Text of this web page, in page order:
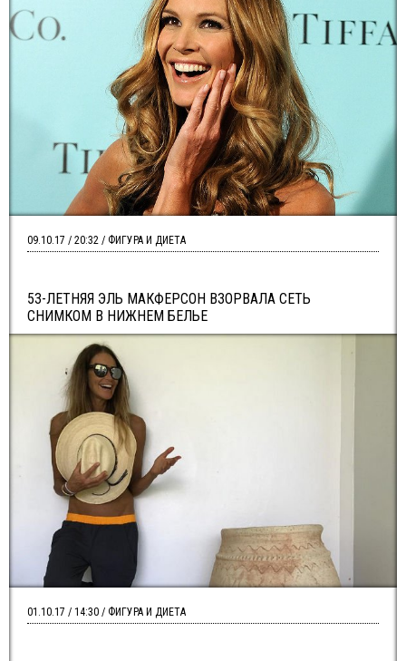
53-ЛЕТНЯЯ ЭЛЬ МАКФЕРСОН ВЗОРВАЛА СЕТЬ
СНИМКОМ В НИЖНЕМ БЕЛЬЕ
09.10.17 / 20:32 / ФИГУРА И ДИЕТА
01.10.17 / 14:30 / ФИГУРА И ДИЕТА